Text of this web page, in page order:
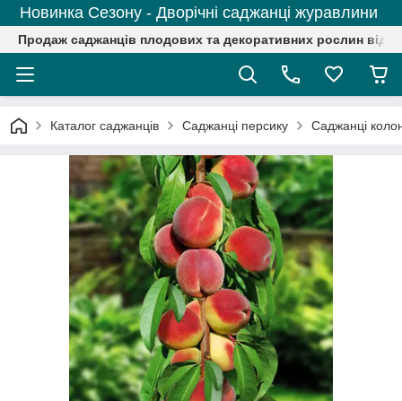
Новинка Сезону - Дворічні саджанці журавлини
Продаж саджанців плодових та декоративних рослин від
Каталог саджанців Саджанці персику Саджанці